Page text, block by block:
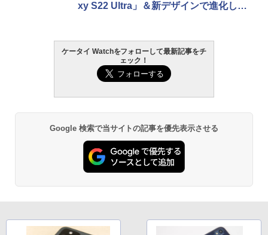
xy S22 Ultra」＆新デザインで進化した
ケータイ Watchをフォローして最新記事をチ
ェック！
Google 検索で当サイトの記事を優先表示させる